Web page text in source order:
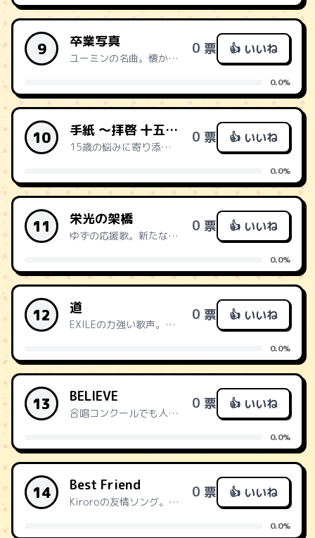
9 卒業写真
ユーミンの名曲。懐かしい思い出が蘇る。
0 票 👍 いいね
0.0%
10 手紙 〜拝啓 十五の君へ〜
15歳の悩みに寄り添い、未来を照らす。
0 票 👍 いいね
0.0%
11 栄光の架橋
ゆずの応援歌。新たな道へ踏み出す勇気をくれる。
0 票 👍 いいね
0.0%
12 道
EXILEの力強い歌声。前向きな気持ちになれる。
0 票 👍 いいね
0.0%
13 BELIEVE
合唱コンクールでも人気。友情と絆を歌う。
0 票 👍 いいね
0.0%
14 Best Friend
Kiroroの友情ソング。かけがえのない友へ。
0 票 👍 いいね
0.0%